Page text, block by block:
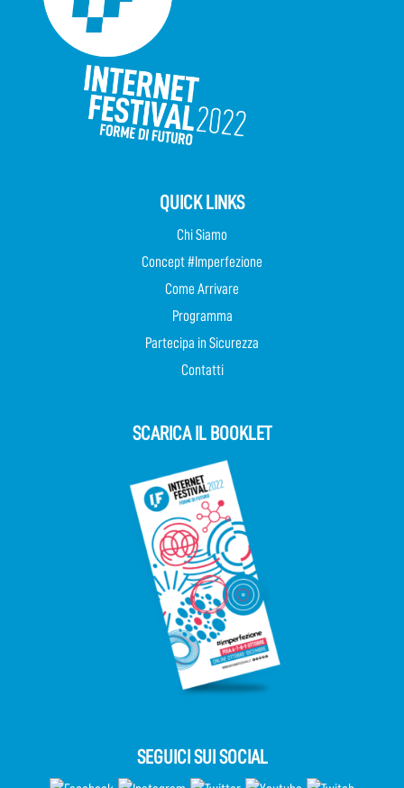
QUICK LINKS
Chi Siamo
Concept #Imperfezione
Come Arrivare
Programma
Partecipa in Sicurezza
Contatti
SCARICA IL BOOKLET
SEGUICI SUI SOCIAL